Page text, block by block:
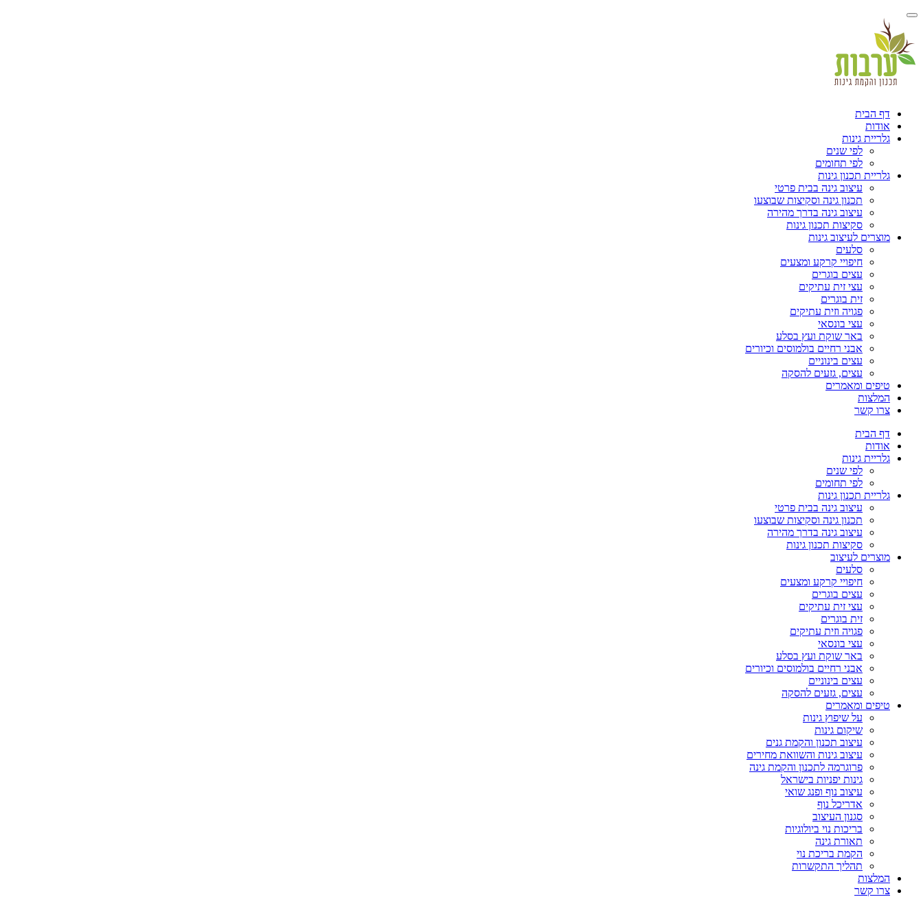
דף הבית
אודות
גלריית גינות
לפי שנים
לפי תחומים
גלריית תכנון גינות
עיצוב גינה בבית פרטי
תכנון גינה וסקיצות שבוצעו
עיצוב גינה בדרך מהירה
סקיצות תכנון גינות
מוצרים לעיצוב גינות
סלעים
חיפויי קרקע ומצעים
עצים בוגרים
עצי זית עתיקים
זית בוגרים
פגויה וזית עתיקים
עצי בונסאי
באר שוקת ועץ בסלע
אבני רחיים בולמוסים וכיורים
עצים בינוניים
עצים, גזעים להסקה
טיפים ומאמרים
המלצות
צרו קשר
דף הבית
אודות
גלריית גינות
לפי שנים
לפי תחומים
גלריית תכנון גינות
עיצוב גינה בבית פרטי
תכנון גינה וסקיצות שבוצעו
עיצוב גינה בדרך מהירה
סקיצות תכנון גינות
מוצרים לעיצוב
סלעים
חיפויי קרקע ומצעים
עצים בוגרים
עצי זית עתיקים
זית בוגרים
פגויה וזית עתיקים
עצי בונסאי
באר שוקת ועץ בסלע
אבני רחיים בולמוסים וכיורים
עצים בינוניים
עצים, גזעים להסקה
טיפים ומאמרים
על שיפוץ גינות
שיקום גינות
עיצוב תכנון והקמת גנים
עיצוב גינות והשוואת מחירים
פרוגרמה לתכנון והקמת גינה
גינות יפניות בישראל
עיצוב נוף ופנג שואי
אדריכל נוף
סגנון העיצוב
בריכות נוי ביולוגיות
תאורת גינה
הקמת בריכת נוי
תהליך התקשרות
המלצות
צרו קשר